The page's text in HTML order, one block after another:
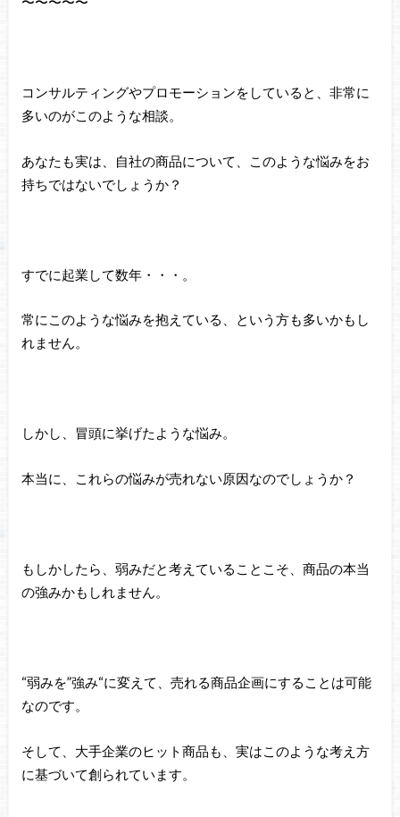
コンサルティングやプロモーションをしていると、非常に
多いのがこのような相談。
あなたも実は、自社の商品について、このような悩みをお
持ちではないでしょうか？
すでに起業して数年・・・。
常にこのような悩みを抱えている、という方も多いかもし
れません。
しかし、冒頭に挙げたような悩み。
本当に、これらの悩みが売れない原因なのでしょうか？
もしかしたら、弱みだと考えていることこそ、商品の本当
の強みかもしれません。
“弱みを”強み“に変えて、売れる商品企画にすることは可能
なのです。
そして、大手企業のヒット商品も、実はこのような考え方
に基づいて創られています。